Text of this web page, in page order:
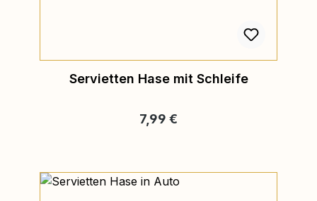
Servietten Hase mit Schleife
Regulärer Preis:
7,99 €